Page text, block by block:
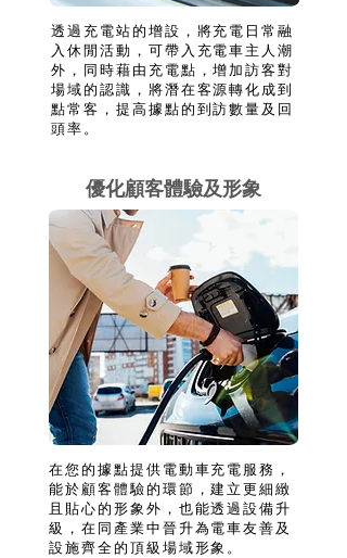
透過充電站的增設，將充電日常融
入休閒活動，可帶入充電車主人潮
外，同時藉由充電點，增加訪客對
場域的認識，將潛在客源轉化成到
點常客，提高據點的到訪數量及回
頭率。
優化顧客體驗及形象
在您的據點提供電動車充電服務，
能於顧客體驗的環節，建立更細緻
且貼心的形象外，也能透過設備升
級，在同產業中晉升為電車友善及
設施齊全的頂級場域形象。